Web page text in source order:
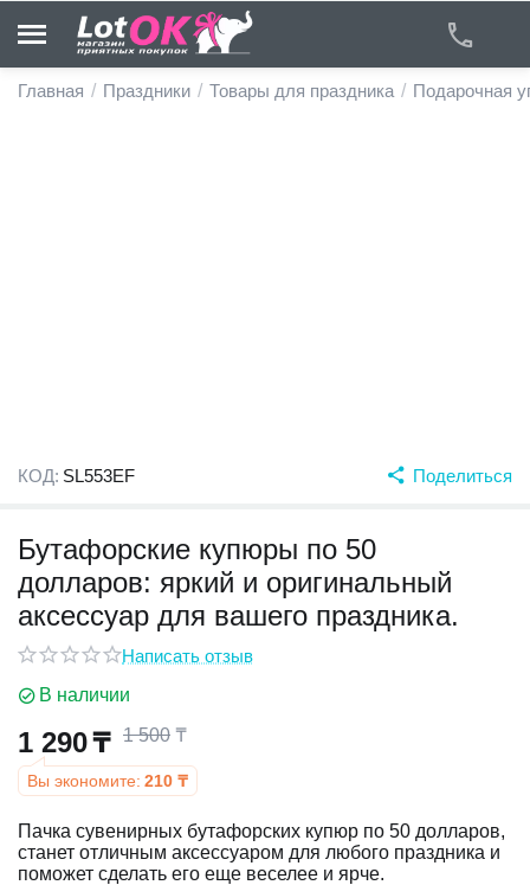
Главная / Праздники / Товары для праздника / Подарочная
КОД: SL553EF Поделиться
Бутафорские купюры по 50
долларов: яркий и оригинальный
аксессуар для вашего праздника.
Написать отзыв
В наличии
1 290₸ 1 500 ₸
Вы экономите: 210 ₸
Пачка сувенирных бутафорских купюр по 50 долларов,
станет отличным аксессуаром для любого праздника и
поможет сделать его еще веселее и ярче.